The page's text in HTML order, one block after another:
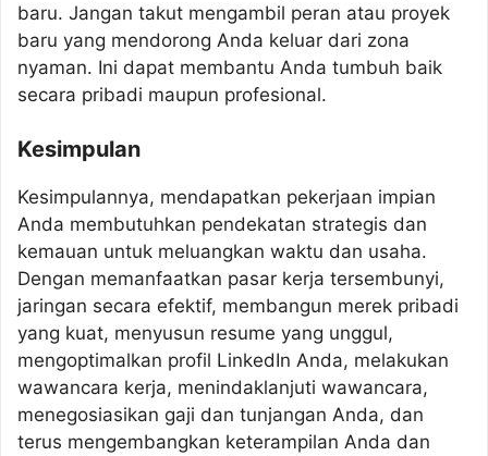
baru. Jangan takut mengambil peran atau proyek
baru yang mendorong Anda keluar dari zona
nyaman. Ini dapat membantu Anda tumbuh baik
secara pribadi maupun profesional.
Kesimpulan
Kesimpulannya, mendapatkan pekerjaan impian
Anda membutuhkan pendekatan strategis dan
kemauan untuk meluangkan waktu dan usaha.
Dengan memanfaatkan pasar kerja tersembunyi,
jaringan secara efektif, membangun merek pribadi
yang kuat, menyusun resume yang unggul,
mengoptimalkan profil LinkedIn Anda, melakukan
wawancara kerja, menindaklanjuti wawancara,
menegosiasikan gaji dan tunjangan Anda, dan
terus mengembangkan keterampilan Anda dan